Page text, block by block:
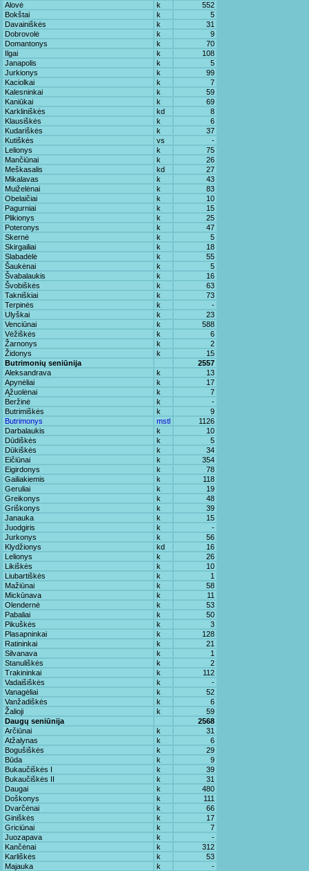
Alovė
k
552
Bokštai
k
5
Davainiškės
k
31
Dobrovolė
k
9
Domantonys
k
70
Ilgai
k
108
Janapolis
k
5
Jurkionys
k
99
Kaciolkai
k
7
Kalesninkai
k
59
Kaniūkai
k
69
Karkliniškės
kd
8
Klausiškės
k
6
Kudariškės
k
37
Kutiškės
vs
-
Lelionys
k
75
Mančiūnai
k
26
Meškasalis
kd
27
Mikalavas
k
43
Muiželėnai
k
83
Obelaičiai
k
10
Pagurniai
k
15
Plikionys
k
25
Poteronys
k
47
Skernė
k
5
Skirgailiai
k
18
Slabadėlė
k
55
Šaukėnai
k
5
Švabalaukis
k
16
Švobiškės
k
63
Takniškiai
k
73
Terpinės
k
-
Ulyškai
k
23
Venciūnai
k
588
Vėžiškės
k
6
Žarnonys
k
2
Židonys
k
15
Butrimonių seniūnija
2557
Aleksandrava
k
13
Apynėliai
k
17
Ąžuolėnai
k
7
Beržinė
k
-
Butrimiškės
k
9
Butrimonys
mstl
1126
Darbalaukis
k
10
Dūdiškės
k
5
Dūkiškės
k
34
Eičiūnai
k
354
Eigirdonys
k
78
Gailiakiemis
k
118
Geruliai
k
19
Greikonys
k
48
Griškonys
k
39
Janauka
k
15
Juodgiris
k
-
Jurkonys
k
56
Klydžionys
kd
16
Lelionys
k
26
Likiškės
k
10
Liubartiškės
k
1
Mažiūnai
k
58
Mickūnava
k
11
Olendernė
k
53
Pabaliai
k
50
Pikuškės
k
3
Plasapninkai
k
128
Ratininkai
k
21
Silvanava
k
1
Stanuliškės
k
2
Trakininkai
k
112
Vadaišiškės
k
-
Vanagėliai
k
52
Vanžadiškės
k
6
Žalioji
k
59
Daugų seniūnija
2568
Arčiūnai
k
31
Atžalynas
k
6
Bogušiškės
k
29
Būda
k
9
Bukaučiškės I
k
39
Bukaučiškės II
k
31
Daugai
k
480
Doškonys
k
111
Dvarčėnai
k
66
Giniškės
k
17
Griciūnai
k
7
Juozapava
k
-
Kančėnai
k
312
Karliškės
k
53
Majauka
k
-